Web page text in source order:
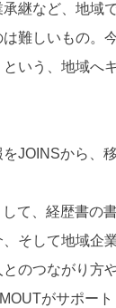
継など、地域
難しいもの。
いう、地域へ
JOINSから、
て、経歴書の
そして地域企
のつながり方
がサポー